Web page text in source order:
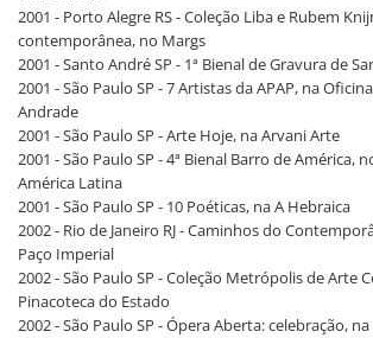
2001 - Porto Alegre RS - Coleção Liba e Rubem
contemporânea, no Margs
2001 - Santo André SP - 1ª Bienal de Gravura de
2001 - São Paulo SP - 7 Artistas da APAP, na
Andrade
2001 - São Paulo SP - Arte Hoje, na Arvani Arte
2001 - São Paulo SP - 4ª Bienal Barro de América,
América Latina
2001 - São Paulo SP - 10 Poéticas, na A Hebraica
2002 - Rio de Janeiro RJ - Caminhos do
Paço Imperial
2002 - São Paulo SP - Coleção Metrópolis de Arte
Pinacoteca do Estado
2002 - São Paulo SP - Ópera Aberta: celebração, na